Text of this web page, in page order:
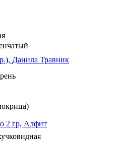
Данила Травник